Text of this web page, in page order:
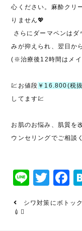
心ください。
麻酔クリ
りません💖
さらにダーマペンは
みが抑えられ、翌日か
(※治療後12時間はメイ
💹 お値段 ￥16.800(税
してます💹
お肌のお悩み、肌質を
ウンセリングでご相談
Line
シワ対策にボトック
💉✨